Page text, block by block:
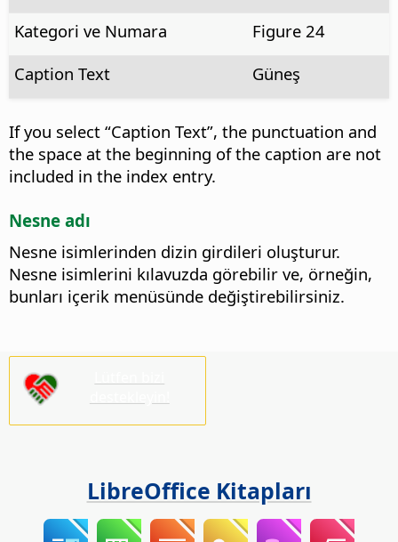
Kategori ve Numara
Figure 24
Caption Text
Güneş
If you select “Caption Text”, the punctuation and
the space at the beginning of the caption are not
included in the index entry.
Nesne adı
Nesne isimlerinden dizin girdileri oluşturur.
Nesne isimlerini kılavuzda görebilir ve, örneğin,
bunları içerik menüsünde değiştirebilirsiniz.
LibreOffice Kitapları